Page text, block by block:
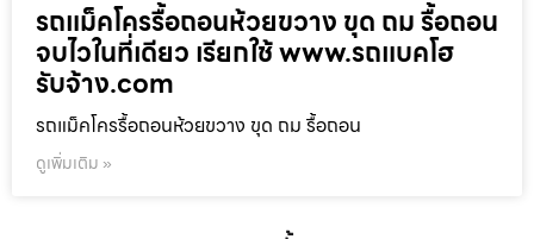
รถแม็คโครรื้อถอนห้วยขวาง ขุด ถม รื้อถอน
จบไวในที่เดียว เรียกใช้ www.รถแบคโฮ
รับจ้าง.com
รถแม็คโครรื้อถอนห้วยขวาง ขุด ถม รื้อถอน
ดูเพิ่มเติม »